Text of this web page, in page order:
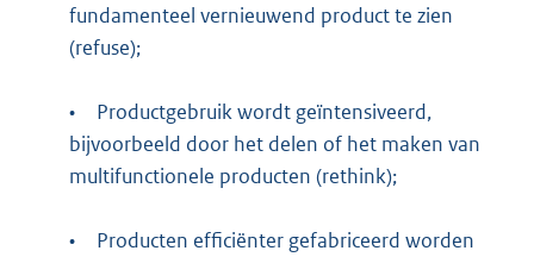
fundamenteel vernieuwend product te zien
(refuse);
•
Productgebruik wordt geïntensiveerd,
bijvoorbeeld door het delen of het maken van
multifunctionele producten (rethink);
•
Producten efficiënter gefabriceerd worden